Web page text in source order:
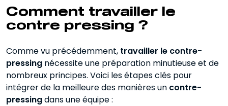
Comment travailler le
contre pressing ?
Comme vu précédemment, travailler le contre-
pressing nécessite une préparation minutieuse et de
nombreux principes. Voici les étapes clés pour
intégrer de la meilleure des manières un contre-
pressingdans une équipe :